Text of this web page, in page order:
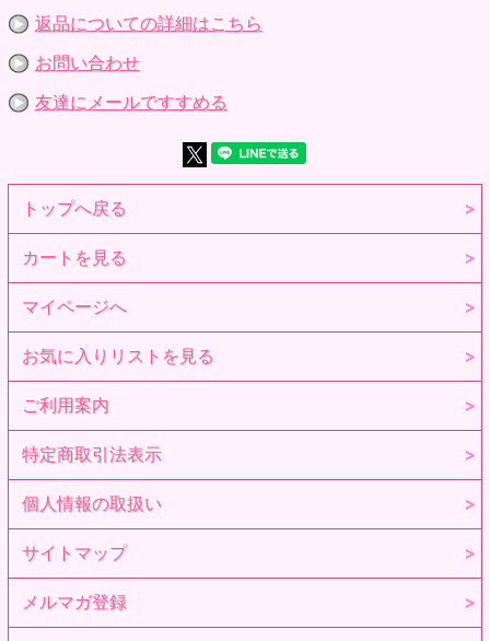
ん。また、生産時期により色の差があります。
※手作業でのマスク彩色のため、同一商品でもメイクにズレ
やブレが発生し、左右非対称です。不良ではありません。
※手作業での植毛・ヘアカットのため、同一商品でも多少の
違いがあり、左右非対称です。不良ではありません。
※ヘッド、手先、足先は抜ける仕様です。
るべくお避け下さい。色移行（服の色が肌色に移る）の恐れ
いにご注意下さい。
※高温になる場所には置かないで下さい。変形のおそれがあ
ります。
※小さな部品があります。誤飲の危険がありますので、小さ
なお子様には絶対に与えないで下さい。
※商品到着後、すぐに中身をご確認下さい。
※対象年齢15歳以上。
※参考画像です。
返品についての詳細はこちら
お問い合わせ
友達にメールですすめる
トップへ戻る
カートを見る
マイページへ
お気に入りリストを見る
ご利用案内
特定商取引法表示
個人情報の取扱い
サイトマップ
メルマガ登録